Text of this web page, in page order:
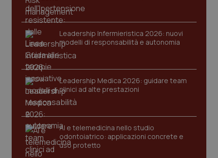
Leadership Infermieristica 2026: nuovi
modelli di responsabilità e autonomia
Leadership Medica 2026: guidare team
clinici ad alte prestazioni
AI e telemedicina nello studio
odontoiatrico: applicazioni concrete e
uso protetto
tracking-sites-ironfish-
tracking-enable
www.quotidianosanita.it
tracking-sites-ironfish-
session-id